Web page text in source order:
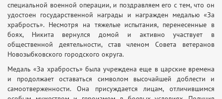
специальной военной операции, и поздравляем его с тем, что он
удостоен государственной награды и награжден медалью «За
храбрость». Несмотря на тяжелые испытания, перенесенные в
боях, Никита вернулся домой и активно участвует в
общественной деятельности, став членом Совета ветеранов
Новозыбковского городского округа.
Медаль «За храбрость» была учреждена еще в царские времена
и продолжает оставаться символом высочайшей доблести и
самоотверженности. Она присуждается лицам, отличившимся